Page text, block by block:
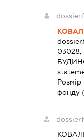
Розмір
фонду